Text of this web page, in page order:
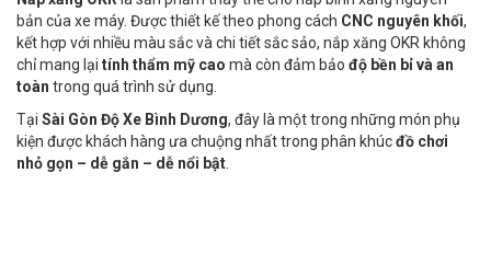
bản của xe máy. Được thiết kế theo phong cách CNC nguyên khối,
kết hợp với nhiều màu sắc và chi tiết sắc sảo, nắp xăng OKR không
chỉ mang lại tính thẩm mỹ cao mà còn đảm bảo độ bền bỉ và an
toàn trong quá trình sử dụng.
Tại Sài Gòn Độ Xe Bình Dương, đây là một trong những món phụ
kiện được khách hàng ưa chuộng nhất trong phân khúcđồ chơi
nhỏ gọn – dễ gắn – dễ nổi bật